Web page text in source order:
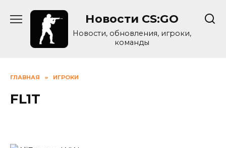
Новости CS:GO
Новости, обновления, игроки,
команды
ГЛАВНАЯ » ИГРОКИ
FL1T